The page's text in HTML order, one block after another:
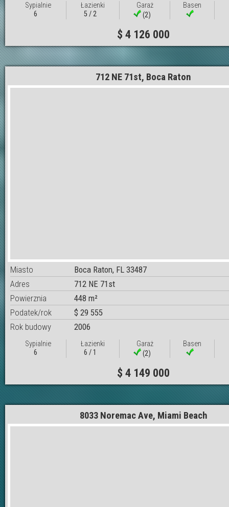
Sypialnie
6
Łazienki
5 / 2
Garaż
(2)
Basen
$ 4 126 000
712 NE 71st, Boca Raton
Miasto
Boca Raton, FL 33487
Adres
712 NE 71st
Powierznia
448 m²
Podatek/rok
$ 29 555
Rok budowy
2006
Sypialnie
6
Łazienki
6 / 1
Garaż
(2)
Basen
$ 4 149 000
8033 Noremac Ave, Miami Beach